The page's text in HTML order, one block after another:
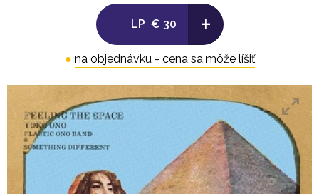
LP € 30 +
● na objednávku - cena sa môže líšiť